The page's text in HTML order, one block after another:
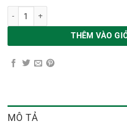
Máy Khử Khuẩn Thực Phẩm
THÊM VÀO
MÔ TẢ